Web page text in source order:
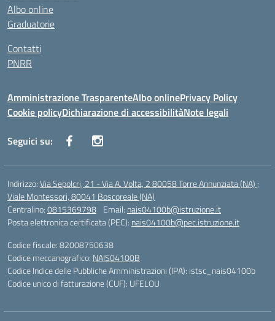
Albo online
Graduatorie
Contatti
PNRR
Amministrazione TrasparenteAlbo onlinePrivacy Policy
Cookie policyDichiarazione di accessibilitàNote legali
Seguici su:
Indirizzo:Via Sepolcri, 21 - Via A. Volta, 2 80058 Torre Annunziata (NA) ;
Viale Montessori, 80041 Boscoreale (NA)
Centralino:0815369798 Email: nais04100b@istruzione.it
Posta elettronica certificata (PEC): nais04100b@pec.istruzione.it
Codice fiscale: 82008750638
Codice meccanografico: NAIS04100B
Codice Indice delle Pubbliche Amministrazioni (IPA): istsc_nais04100b
Codice unico di fatturazione (CUF): UFELOU